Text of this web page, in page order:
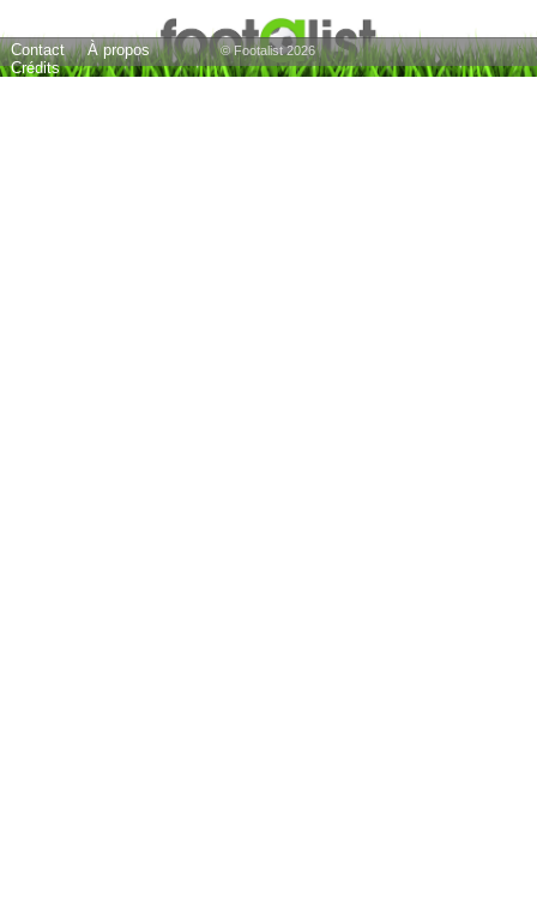
Contact
À propos
Crédits
© Footalist 2026